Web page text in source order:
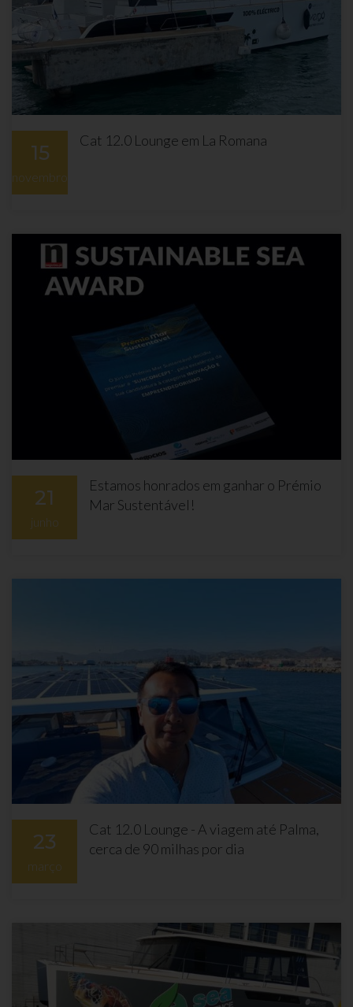
15
novembro
Cat 12.0 Lounge em La Romana
21
junho
Estamos honrados em ganhar o Prémio
Mar Sustentável!
23
março
Cat 12.0 Lounge - A viagem até Palma,
cerca de 90 milhas por dia